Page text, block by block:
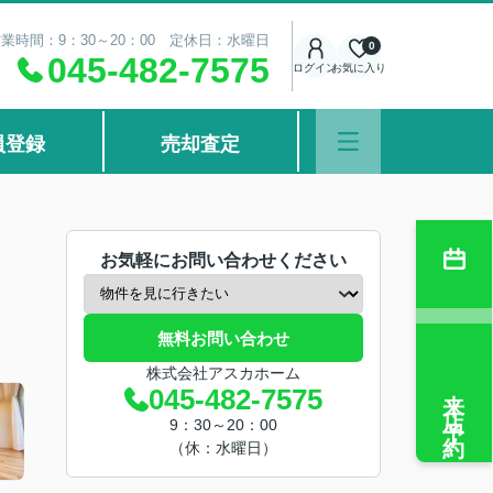
時間：9：30～20：00 定休日：水曜日
045-482-7575 ログインお気に入り
0
登録 売却査定
お気軽にお問い合わせください
無料お問い合わせ
株式会社アスカホーム
045-482-7575
9：30～20：00
（休：水曜日）
来店予約